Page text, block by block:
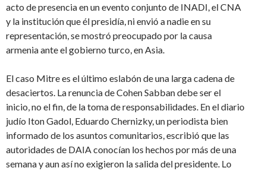
acto de presencia en un evento conjunto de INADI, el CNA
y la institución que él presidía, ni envió a nadie en su
representación, se mostró preocupado por la causa
armenia ante el gobierno turco, en Asia.
El caso Mitre es el último eslabón de una larga cadena de
desaciertos. La renuncia de Cohen Sabban debe ser el
inicio, no el fin, de la toma de responsabilidades. En el diario
judío Iton Gadol, Eduardo Chernizky, un periodista bien
informado de los asuntos comunitarios, escribió que las
autoridades de DAIA conocían los hechos por más de una
semana y aun así no exigieron la salida del presidente. Lo